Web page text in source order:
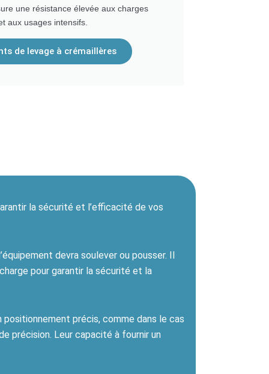
une résistance élevée aux charges
aux usages intensifs.
de levage à crémaillères
la sécurité et l’efficacité de vos
devra soulever ou pousser. Il
pour garantir la sécurité et la
précis, comme dans le cas
précision. Leur capacité à fournir un